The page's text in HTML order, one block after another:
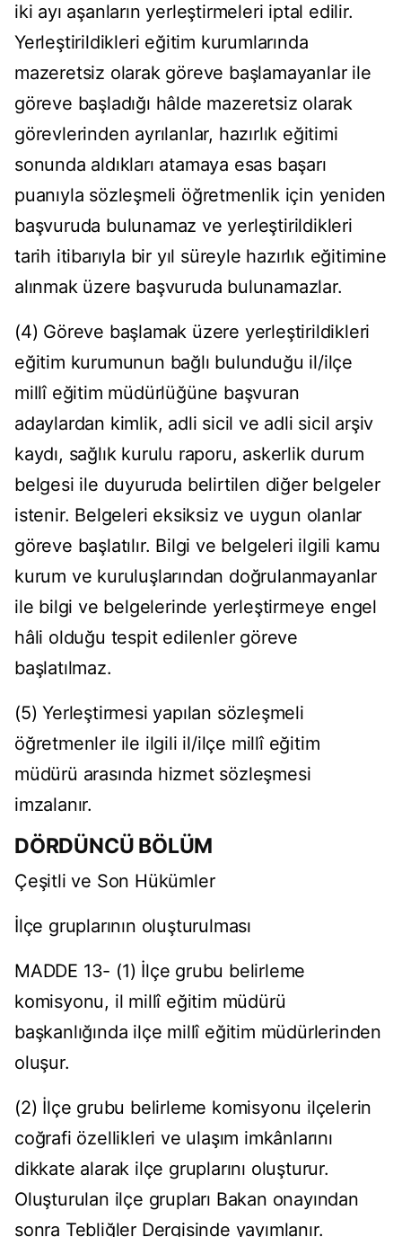
iki ayı aşanların yerleştirmeleri iptal edilir.
Yerleştirildikleri eğitim kurumlarında
mazeretsiz olarak göreve başlamayanlar ile
göreve başladığı hâlde mazeretsiz olarak
görevlerinden ayrılanlar, hazırlık eğitimi
sonunda aldıkları atamaya esas başarı
puanıyla sözleşmeli öğretmenlik için yeniden
başvuruda bulunamaz ve yerleştirildikleri
tarih itibarıyla bir yıl süreyle hazırlık eğitimine
alınmak üzere başvuruda bulunamazlar.
(4) Göreve başlamak üzere yerleştirildikleri
eğitim kurumunun bağlı bulunduğu il/ilçe
millî eğitim müdürlüğüne başvuran
adaylardan kimlik, adli sicil ve adli sicil arşiv
kaydı, sağlık kurulu raporu, askerlik durum
belgesi ile duyuruda belirtilen diğer belgeler
istenir. Belgeleri eksiksiz ve uygun olanlar
göreve başlatılır. Bilgi ve belgeleri ilgili kamu
kurum ve kuruluşlarından doğrulanmayanlar
ile bilgi ve belgelerinde yerleştirmeye engel
hâli olduğu tespit edilenler göreve
başlatılmaz.
(5) Yerleştirmesi yapılan sözleşmeli
öğretmenler ile ilgili il/ilçe millî eğitim
müdürü arasında hizmet sözleşmesi
imzalanır.
DÖRDÜNCÜ BÖLÜM
Çeşitli ve Son Hükümler
İlçe gruplarının oluşturulması
MADDE 13- (1) İlçe grubu belirleme
komisyonu, il millî eğitim müdürü
başkanlığında ilçe millî eğitim müdürlerinden
oluşur.
(2) İlçe grubu belirleme komisyonu ilçelerin
coğrafi özellikleri ve ulaşım imkânlarını
dikkate alarak ilçe gruplarını oluşturur.
Oluşturulan ilçe grupları Bakan onayından
sonra Tebliğler Dergisinde yayımlanır.